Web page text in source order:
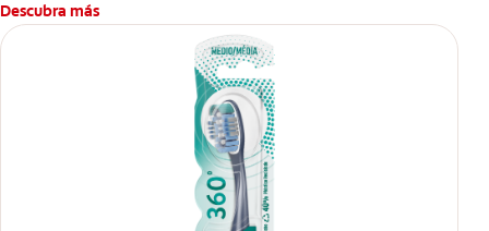
Descubra más